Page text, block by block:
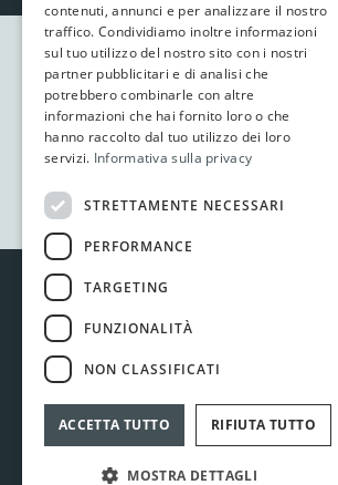
Resta
Iscriviti alla nostra
programma degli
è un progetto diBrave Arts
Cookies policy| Privacy
contenuti, annunci e per analizzare il nostro
traffico. Condividiamo inoltre informazioni
sul tuo utilizzo del nostro sito con i nostri
partner pubblicitari e di analisi che
potrebbero combinarle con altre
informazioni che hai fornito loro o che
hanno raccolto dal tuo utilizzo dei loro
servizi. Informativa sulla privacy
STRETTAMENTE NECESSARI
PERFORMANCE
TARGETING
FUNZIONALITÀ
NON CLASSIFICATI
ACCETTA TUTTO RIFIUTA TUTTO
MOSTRA DETTAGLI